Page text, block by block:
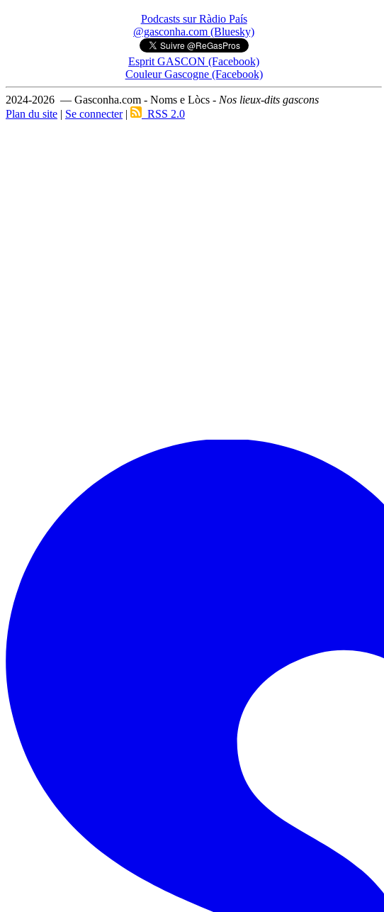
Podcasts sur Ràdio País
@gasconha.com (Bluesky)
Esprit GASCON (Facebook)
Couleur Gascogne (Facebook)
2024-2026 — Gasconha.com - Noms e Lòcs - Nos lieux-dits gascons
Plan du site | Se connecter| RSS 2.0